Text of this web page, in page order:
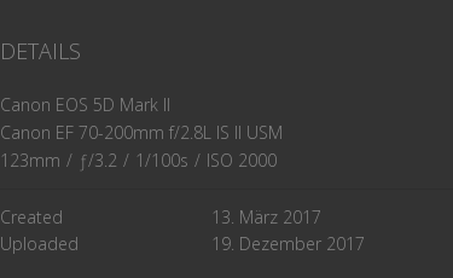
DETAILS
Canon EOS 5D Mark II
Canon EF 70-200mm f/2.8L IS II USM
123mm / ƒ/3.2 / 1/100s / ISO 2000
Created
13. März 2017
Uploaded
19. Dezember 2017